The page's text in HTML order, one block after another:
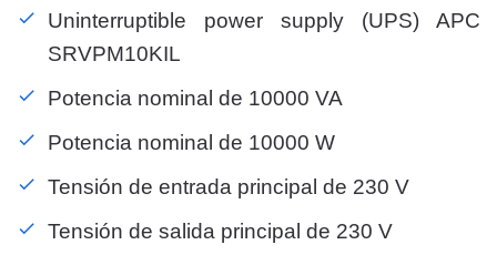
Uninterruptible power supply (UPS) APC
SRVPM10KIL
Potencia nominal de 10000 VA
Potencia nominal de 10000 W
Tensión de entrada principal de 230 V
Tensión de salida principal de 230 V